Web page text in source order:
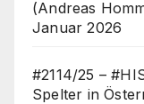
(Andreas
Januar 2026
#2114/25 –
Spelter in